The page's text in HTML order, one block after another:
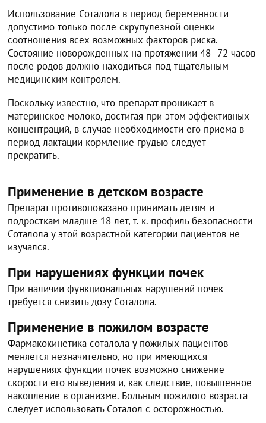
Использование Соталола в период беременности
допустимо только после скрупулезной оценки
соотношения всех возможных факторов риска.
Состояние новорожденных на протяжении 48–72 часов
после родов должно находиться под тщательным
медицинским контролем.
Поскольку известно, что препарат проникает в
материнское молоко, достигая при этом эффективных
концентраций, в случае необходимости его приема в
период лактации кормление грудью следует
прекратить.
Применение в детском возрасте
Препарат противопоказано принимать детям и
подросткам младше 18 лет, т. к. профиль безопасности
Соталола у этой возрастной категории пациентов не
изучался.
При нарушениях функции почек
При наличии функциональных нарушений почек
требуется снизить дозу Соталола.
Применение в пожилом возрасте
Фармакокинетика соталола у пожилых пациентов
меняется незначительно, но при имеющихся
нарушениях функции почек возможно снижение
скорости его выведения и, как следствие, повышенное
накопление в организме. Больным пожилого возраста
следует использовать Соталол с осторожностью.